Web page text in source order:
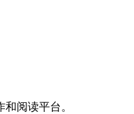
和阅读平台。